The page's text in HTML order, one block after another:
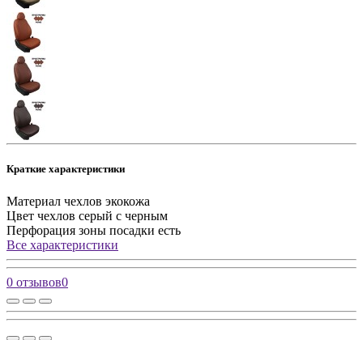
Краткие характеристики
Материал чехлов экокожа
Цвет чехлов серый с черным
Перфорация зоны посадки есть
Все характеристики
0 отзывов0